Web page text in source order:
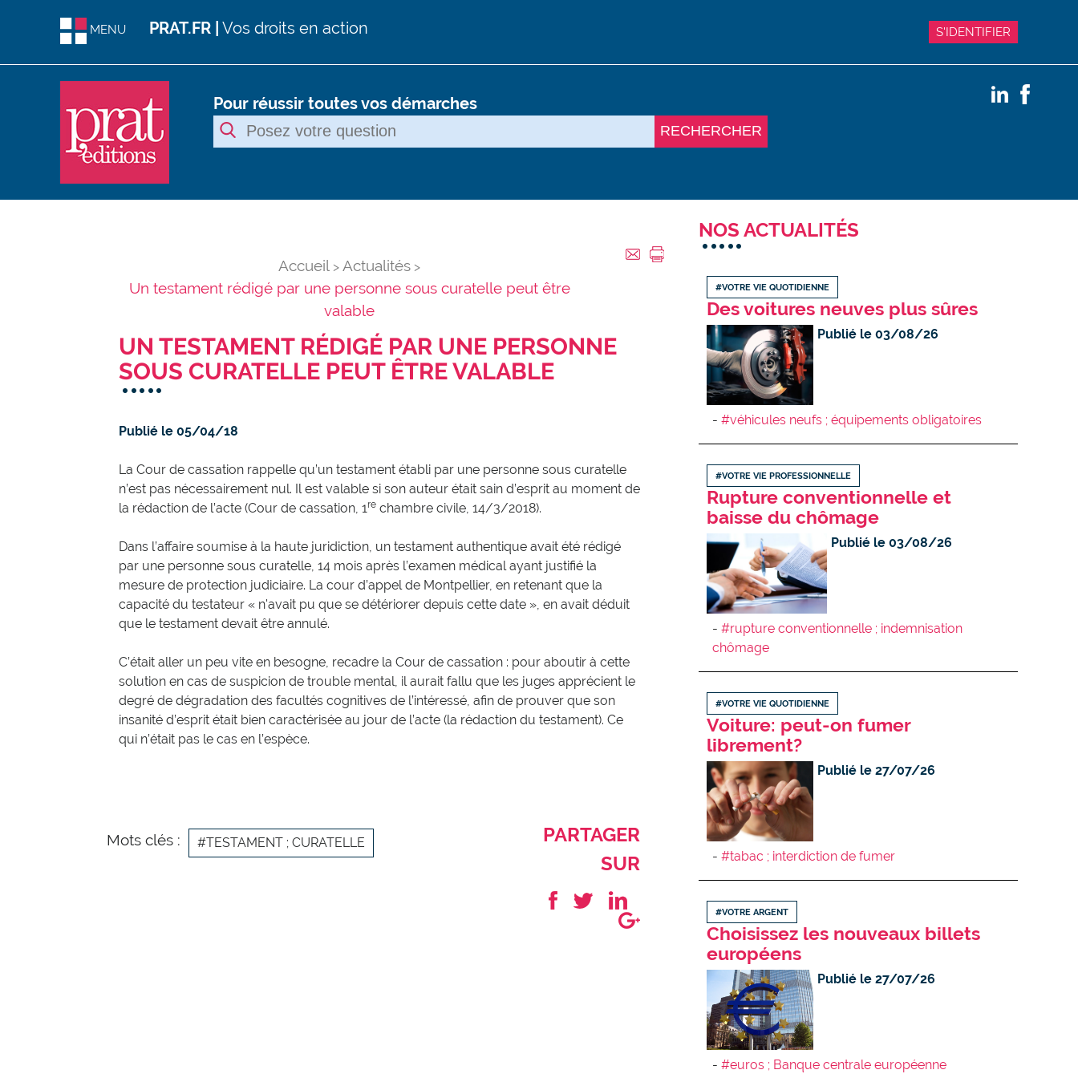
MENU PRAT.FR | Vos droits en action S'IDENTIFIER
Pour réussir toutes vos démarches
RECHERCHER
Accueil
Actualités
Un testament rédigé par une personne sous curatelle peut être
valable
UN TESTAMENT RÉDIGÉ PAR UNE PERSONNE
SOUS CURATELLE PEUT ÊTRE VALABLE
Publié le 05/04/18
La Cour de cassation rappelle qu’un testament établi par une personne sous curatelle
n’est pas nécessairement nul. Il est valable si son auteur était sain d’esprit au moment de
la rédaction de l’acte (Cour de cassation, 1re chambre civile, 14/3/2018).
Dans l’affaire soumise à la haute juridiction, un testament authentique avait été rédigé
par une personne sous curatelle, 14 mois après l’examen médical ayant justifié la
mesure de protection judiciaire. La cour d’appel de Montpellier, en retenant que la
capacité du testateur « n'avait pu que se détériorer depuis cette date », en avait déduit
que le testament devait être annulé.
C’était aller un peu vite en besogne, recadre la Cour de cassation : pour aboutir à cette
solution en cas de suspicion de trouble mental, il aurait fallu que les juges apprécient le
degré de dégradation des facultés cognitives de l’intéressé, afin de prouver que son
insanité d’esprit était bien caractérisée au jour de l’acte (la rédaction du testament). Ce
qui n’était pas le cas en l’espèce.
Mots clés : #TESTAMENT ; CURATELLE
PARTAGER
SUR
NOS ACTUALITÉS
#VOTRE VIE QUOTIDIENNE
Des voitures neuves plus sûres
Publié le 03/08/26
#véhicules neufs ; équipements obligatoires
#VOTRE VIE PROFESSIONNELLE
Rupture conventionnelle et
baisse du chômage
Publié le 03/08/26
#rupture conventionnelle ; indemnisation
chômage
#VOTRE VIE QUOTIDIENNE
Voiture: peut-on fumer
librement?
Publié le 27/07/26
#tabac ; interdiction de fumer
#VOTRE ARGENT
Choisissez les nouveaux billets
européens
Publié le 27/07/26
#euros ; Banque centrale européenne